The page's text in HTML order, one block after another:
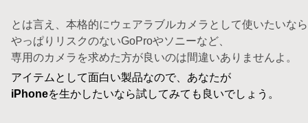
とは言え、本格的にウェアラブルカメラとして使いたいな
やっぱりリスクのないGoProやソニーなど、
専用のカメラを求めた方が良いのは間違いありませんよ。
アイテムとして面白い製品なので、あなたが
iPhoneを生かしたいなら試してみても良いでしょう。